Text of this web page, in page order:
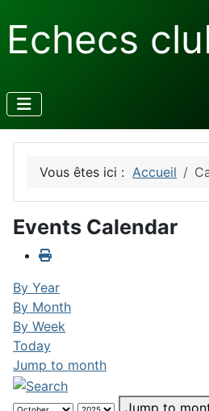
Echecs
Vous êtes ici : Accueil
Events Calendar
By Year
By Month
By Week
Today
Jump to month
Jump to